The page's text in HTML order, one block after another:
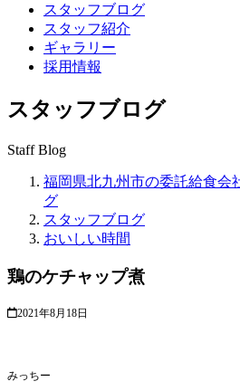
スタッフブログ
スタッフ紹介
ギャラリー
採用情報
スタッフブログ
Staff Blog
福岡県北九州市の委託給食会
グ
スタッフブログ
おいしい時間
鶏のケチャップ煮
2021年8月18日
みっちー